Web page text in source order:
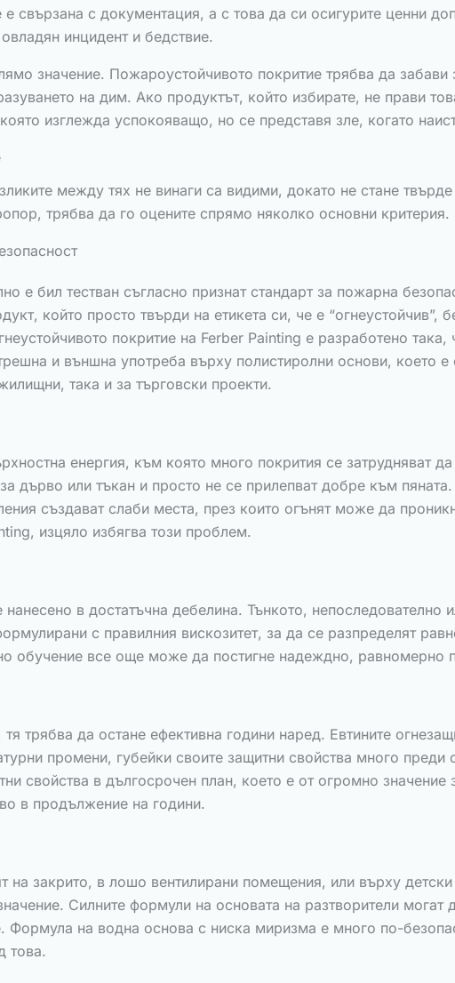
свързана с документация, а с това да си осигурите ценни
инцидент и бедствие.
значение. Пожароустойчивото покритие трябва да забави
на дим. Ако продуктът, който избирате, не прави
изглежда успокояващо, но се представя зле, когато
между тях не винаги са видими, докато не стане
трябва да го оцените спрямо няколко основни критерия.
е бил тестван съгласно признат стандарт за пожарна
който просто твърди на етикета си, че е “огнеустойчив”,
покритие на Ferber Painting е разработено така,
и външна употреба върху полистиролни основи, което е
така и за търговски проекти.
енергия, към която много покрития се затрудняват
дърво или тъкан и просто не се прилепват добре към
създават слаби места, през които огънят може да
изцяло избягва този проблем.
в достатъчна дебелина. Тънкото, непоследователно
с правилния вискозитет, за да се разпределят
обучение все още може да постигне надеждно, равномерно
трябва да остане ефективна години наред. Евтините
промени, губейки своите защитни свойства много
свойства в дългосрочен план, което е от огромно значение
в продължение на години.
на закрито, в лошо вентилирани помещения, или върху
Силните формули на основата на разтворители могат
Формула на водна основа с ниска миризма е много по-
това.